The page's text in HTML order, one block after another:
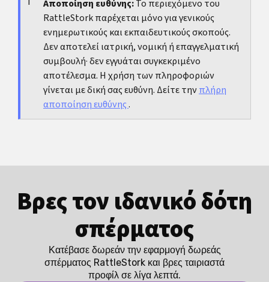
επαναλαμβανόμενο αίμα στα ούρα ή στο σπέρμα
χρειάζεται ιατρική εκτίμηση. Αίμα στα ούρακαι
στο σπέρμα
Αποποίηση ευθύνης:Το περιεχόμενο του
RattleStork παρέχεται μόνο για γενικούς
ενημερωτικούς και εκπαιδευτικούς σκοπούς.
Δεν αποτελεί ιατρική, νομική ή επαγγελματική
συμβουλή· δεν εγγυάται συγκεκριμένο
αποτέλεσμα. Η χρήση των πληροφοριών
γίνεται με δική σας ευθύνη. Δείτε τηνπλήρη
αποποίηση ευθύνης.
Βρες τον ιδανικό δότη
σπέρματος
Κατέβασε δωρεάν την εφαρμογή δωρεάς
σπέρματος RattleStork και βρες ταιριαστά
προφίλ σε λίγα λεπτά.